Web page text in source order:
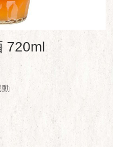
720ml
動